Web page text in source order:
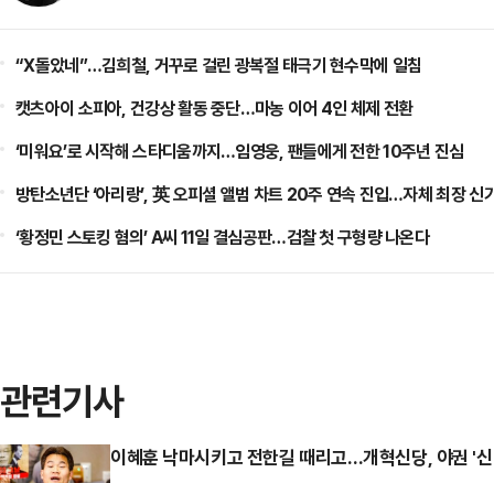
“X돌았네”…김희철, 거꾸로 걸린 광복절 태극기 현수막에 일침
캣츠아이 소피아, 건강상 활동 중단…마농 이어 4인 체제 전환
‘미워요’로 시작해 스타디움까지…임영웅, 팬들에게 전한 10주년 진심
방탄소년단 ‘아리랑’, 英 오피셜 앨범 차트 20주 연속 진입…자체 최장 신
‘황정민 스토킹 혐의’ A씨 11일 결심공판…검찰 첫 구형량 나온다
관련기사
이혜훈 낙마시키고 전한길 때리고…개혁신당, 야권 '